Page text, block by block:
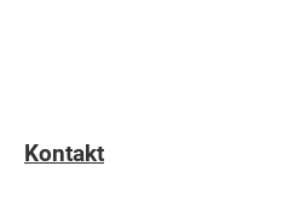
Kontakt